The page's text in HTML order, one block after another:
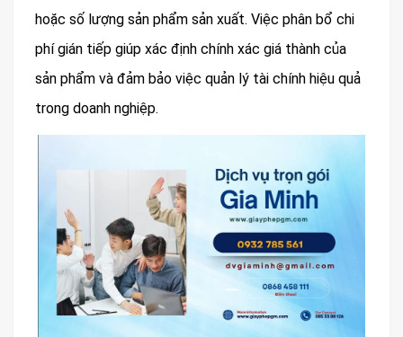
hoặc số lượng sản phẩm sản xuất. Việc phân bổ chi
phí gián tiếp giúp xác định chính xác giá thành của
sản phẩm và đảm bảo việc quản lý tài chính hiệu quả
trong doanh nghiệp.